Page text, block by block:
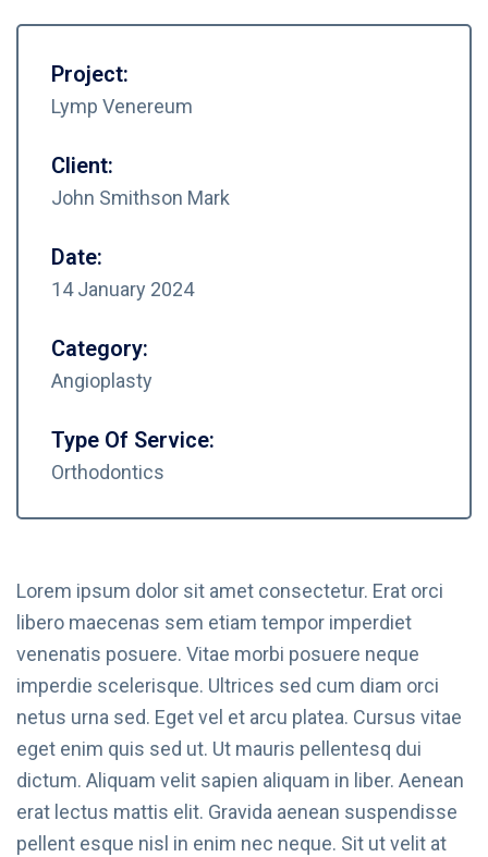
Project:
Lymp Venereum
Client:
John Smithson Mark
Date:
14 January 2024
Category:
Angioplasty
Type Of Service:
Orthodontics
Lorem ipsum dolor sit amet consectetur. Erat orci
libero maecenas sem etiam tempor imperdiet
venenatis posuere. Vitae morbi posuere neque
imperdie scelerisque. Ultrices sed cum diam orci
netus urna sed. Eget vel et arcu platea. Cursus vitae
eget enim quis sed ut. Ut mauris pellentesq dui
dictum. Aliquam velit sapien aliquam in liber. Aenean
erat lectus mattis elit. Gravida aenean suspendisse
pellent esque nisl in enim nec neque. Sit ut velit at